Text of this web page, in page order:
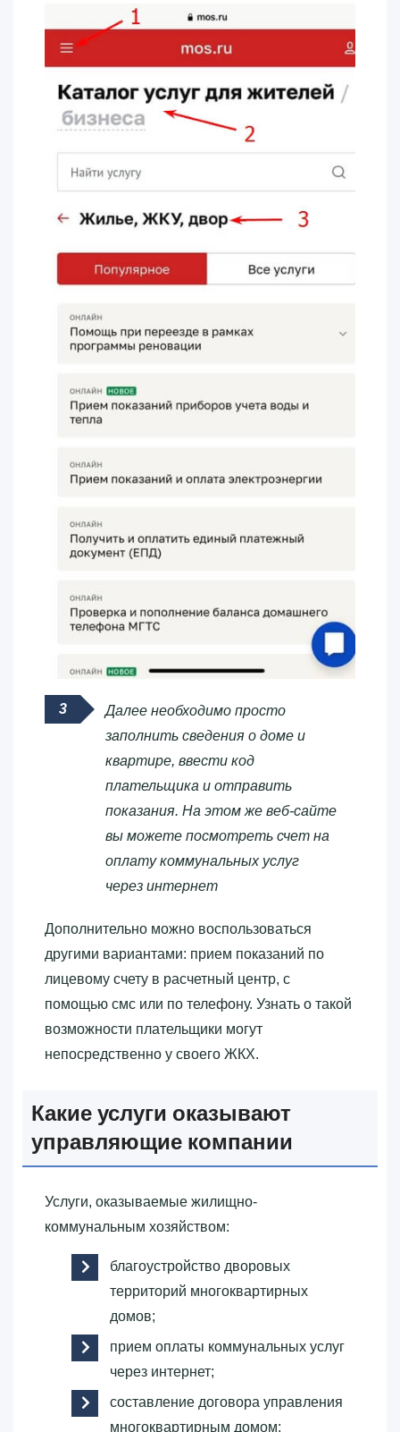
Далее необходимо просто
заполнить сведения о доме и
квартире, ввести код
плательщика и отправить
показания. На этом же веб-сайте
вы можете посмотреть счет на
оплату коммунальных услуг
через интернет
Дополнительно можно воспользоваться
другими вариантами: прием показаний по
лицевому счету в расчетный центр, с
помощью смс или по телефону. Узнать о такой
возможности плательщики могут
непосредственно у своего ЖКХ.
Какие услуги оказывают
управляющие компании
Услуги, оказываемые жилищно-
коммунальным хозяйством:
благоустройство дворовых
территорий многоквартирных
домов;
прием оплаты коммунальных услуг
через интернет;
составление договора управления
многоквартирным домом;